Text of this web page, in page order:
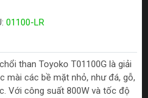
01100-LR
than Toyoko T01100G là giải
mài các bề mặt nhỏ, như đá, gỗ,
Với công suất 800W và tốc độ